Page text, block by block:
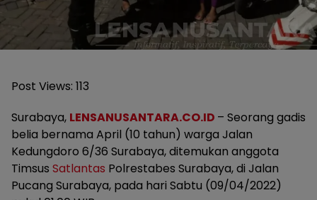
Post Views: 113
Surabaya, LENSANUSANTARA.CO.ID – Seorang gadis
belia bernama April (10 tahun) warga Jalan
Kedungdoro 6/36 Surabaya, ditemukan anggota
Timsus Satlantas Polrestabes Surabaya, di Jalan
Pucang Surabaya, pada hari Sabtu (09/04/2022)